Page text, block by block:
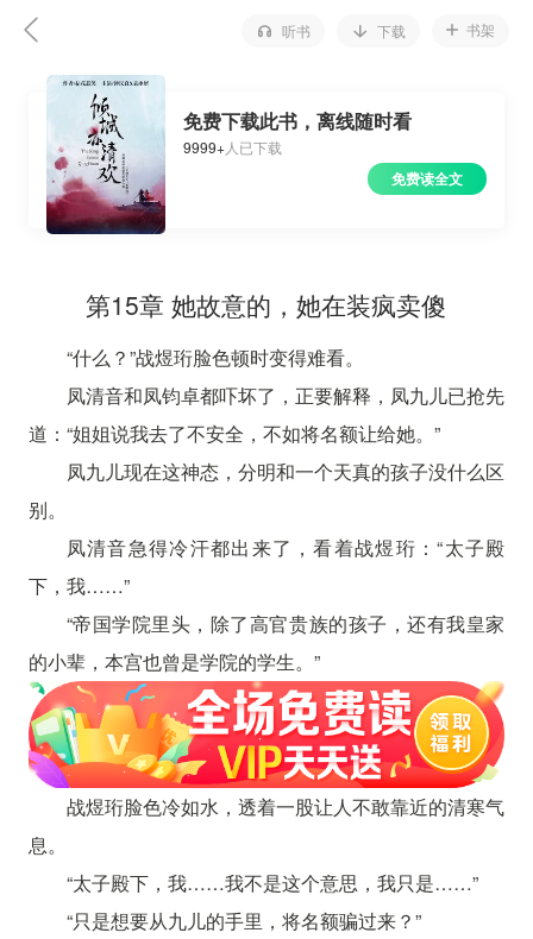
听书 下载 书架
免费下载此书，离线随时看
9999+人已下载
免费读全文
第15章 她故意的，她在装疯卖傻
“什么？”战煜珩脸色顿时变得难看。
凤清音和凤钧卓都吓坏了，正要解释，凤九儿已抢先
道：“姐姐说我去了不安全，不如将名额让给她。”
凤九儿现在这神态，分明和一个天真的孩子没什么区
别。
凤清音急得冷汗都出来了，看着战煜珩：“太子殿
下，我……”
“帝国学院里头，除了高官贵族的孩子，还有我皇家
的小辈，本宫也曾是学院的学生。”
战煜珩脸色冷如水，透着一股让人不敢靠近的清寒气
息。
“太子殿下，我……我不是这个意思，我只是……”
“只是想要从九儿的手里，将名额骗过来？”